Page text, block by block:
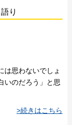
り
は思わないでしょ
いのだろう」と思
>続きはこちら